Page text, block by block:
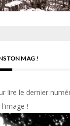
TON MAG !
lire le dernier
l'image !